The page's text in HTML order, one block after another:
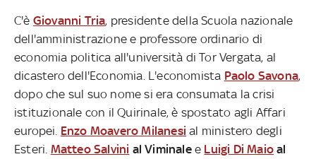
C'è Giovanni Tria, presidente della Scuola nazionale
dell'amministrazione e professore ordinario di
economia politica all'università di Tor Vergata, al
dicastero dell'Economia. L'economista Paolo Savona,
dopo che sul suo nome si era consumata la crisi
istituzionale con il Quirinale, è spostato agli Affari
europei. Enzo Moavero Milanesi al ministero degli
Esteri. Matteo Salvini al Viminalee Luigi Di Maio al